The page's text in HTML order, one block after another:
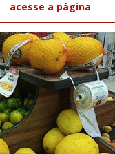
acesse a página